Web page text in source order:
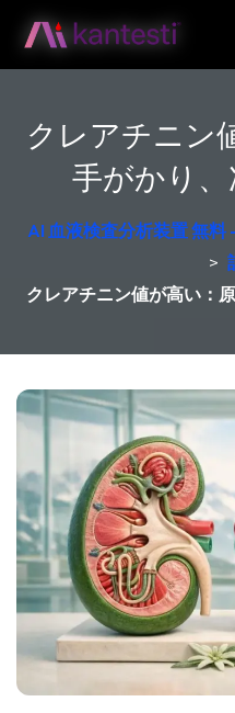
クレアチニン
手がかり
AI 血液検査分析装置 無料
>
クレアチニン値が高い：